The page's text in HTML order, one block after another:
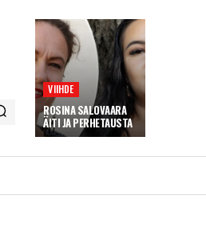
VIIHDE
ROSINA SALOVAARA
ÄITI JA PERHETAUSTA